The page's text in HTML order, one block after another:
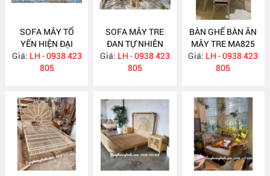
SOFA MÂY TỔ
YẾN HIỆN ĐẠI
MA831
Giá: LH - 0938 423
805
SOFA MÂY TRE
ĐAN TỰ NHIÊN
MA830
Giá: LH - 0938 423
805
BÀN GHẾ BÀN ĂN
MÂY TRE MA825
Giá: LH - 0938 423
805